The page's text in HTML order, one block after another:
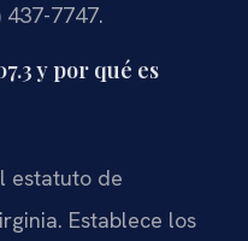
437-7747.
y por qué es
estatuto de
Establece los